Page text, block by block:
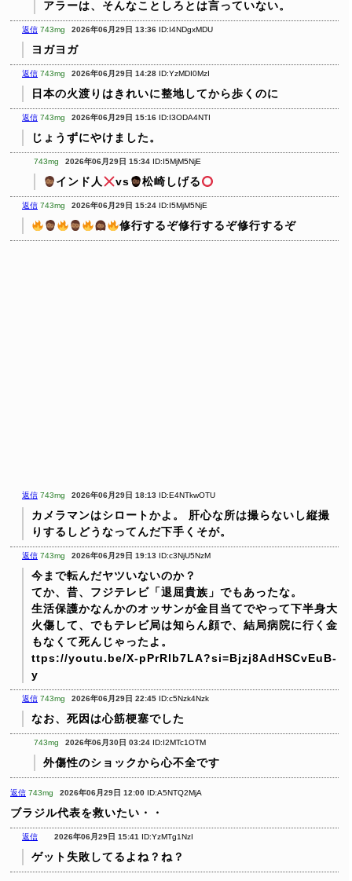
アラーは、そんなことしろとは言っていない。
返信 743mg 2026年06月29日 13:36 ID:I4NDgxMDU
ヨガヨガ
返信 743mg 2026年06月29日 14:28 ID:YzMDI0MzI
日本の火渡りはきれいに整地してから歩くのに
返信 743mg 2026年06月29日 15:16 ID:I3ODA4NTI
じょうずにやけました。
743mg 2026年06月29日 15:34 ID:I5MjM5NjE
インド人 vs 松崎しげる
返信 743mg 2026年06月29日 15:24 ID:I5MjM5NjE
修行するぞ修行するぞ修行するぞ
返信 743mg 2026年06月29日 18:13 ID:E4NTkwOTU
カメラマンはシロートかよ。
肝心な所は撮らないし縦撮
りするしどうなってんだ下手くそが。
返信 743mg 2026年06月29日 19:13 ID:c3NjU5NzM
今まで転んだヤツいないのか？
てか、昔、フジテレビ「退屈貴族」でもあったな。
生活保護かなんかのオッサンが金目当てでやって下半身大
火傷して、でもテレビ局は知らん顔で、結局病院に行く金
もなくて死んじゃったよ。
ttps://youtu.be/X-pPrRlb7LA?si=Bjzj8AdHSCvEuB-
y
返信 743mg 2026年06月29日 22:45 ID:c5Nzk4Nzk
なお、死因は心筋梗塞でした
743mg 2026年06月30日 03:24 ID:I2MTc1OTM
外傷性のショックから心不全です
返信 743mg 2026年06月29日 12:00 ID:A5NTQ2MjA
ブラジル代表を救いたい・・
返信 2026年06月29日 15:41 ID:YzMTg1NzI
ゲット失敗してるよね？ね？